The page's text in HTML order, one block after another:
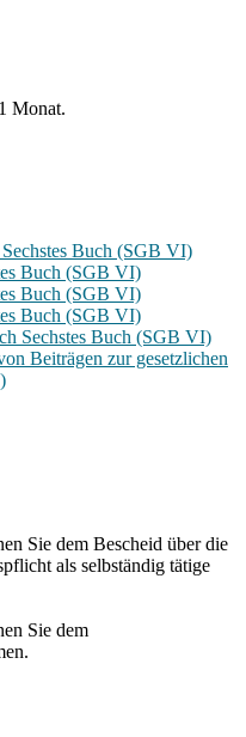
Monat.
Buch (SGB VI)
Buch (SGB VI)
Buch (SGB VI)
Buch (SGB VI)
Sechstes Buch (SGB VI)
Beiträgen zur gesetzlichen
Sie dem Bescheid über die
als selbständig tätige
Sie dem